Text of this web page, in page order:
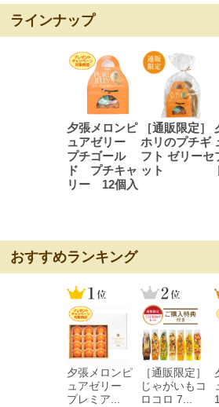
ラインナップ
夕張メロンピ
ュアゼリー
プチゴール
ド プチキャ
リー 12個入
［通販限定］
ホリのプチギ
フト ゼリーセ
ット
おすすめランキング
夕張メロンピ
ュアゼリー
プレミア...
［通販限定］
じゃがいもコ
ロコロ 7...